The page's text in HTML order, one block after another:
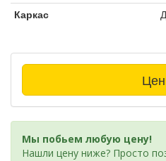
Каркас
Мы побьем любую цену!
Нашли цену ниже? Просто